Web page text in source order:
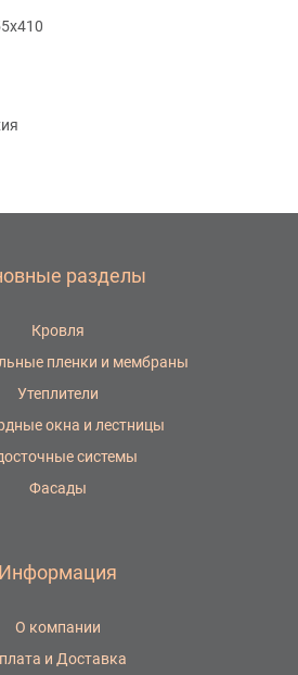
разделы
Кровля
пленки и мембраны
Утеплители
окна и лестницы
системы
Фасады
Информация
О компании
и Доставка